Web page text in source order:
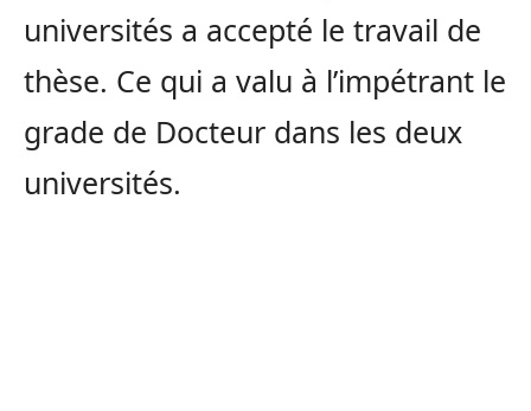
universités a accepté le travail de
thèse. Ce qui a valu à l’impétrant le
grade de Docteur dans les deux
universités.